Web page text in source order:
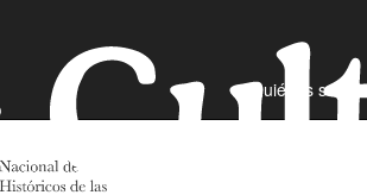
¿Quiénes